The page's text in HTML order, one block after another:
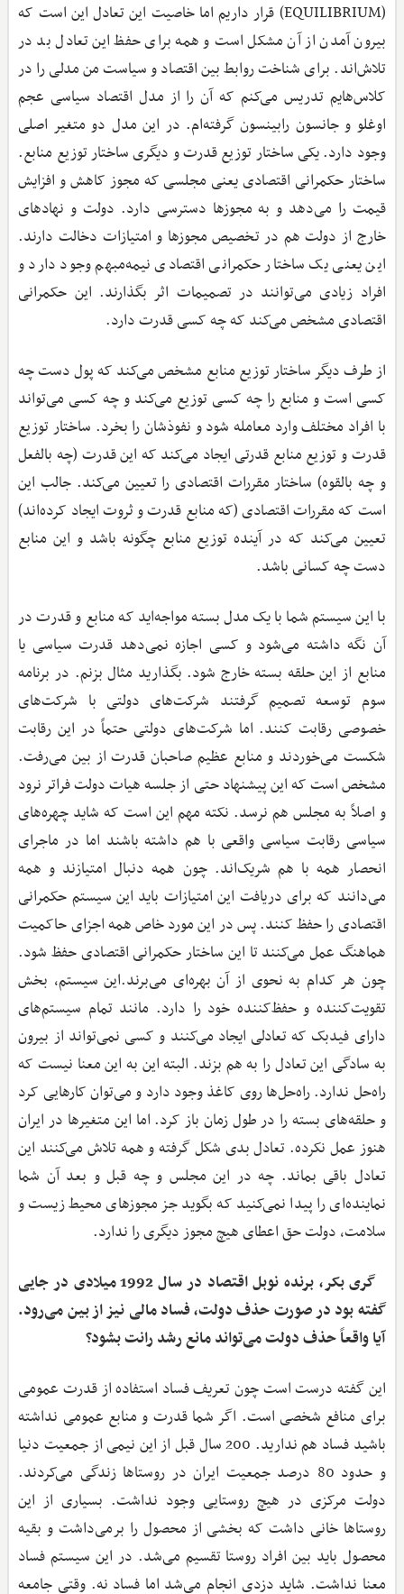
(EQUILIBRIUM) قرار داریم اما خاصیت این تعادل این است که
بیرون آمدن از آن مشکل است و همه برای حفظ این تعادل بد در
تلاش‌اند. برای شناخت روابط بین اقتصاد و سیاست من مدلی را در
کلاس‌هایم تدریس می‌کنم که آن را از مدل اقتصاد سیاسی عجم
اوغلو و جانسون رابینسون گرفته‌ام. در این مدل دو متغیر اصلی
وجود دارد. یکی ساختار توزیع قدرت و دیگری ساختار توزیع منابع.
ساختار حکمرانی اقتصادی یعنی مجلسی که مجوز کاهش و افزایش
قیمت را می‌دهد و به مجوزها دسترسی دارد. دولت و نهادهای
خارج از دولت هم در تخصیص مجوزها و امتیازات دخالت دارند.
این یعنی یک ساختار حکمرانی اقتصادی نیمه‌مبهم وجود دارد و
افراد زیادی می‌توانند در تصمیمات اثر بگذارند. این حکمرانی
اقتصادی مشخص می‌کند که چه کسی قدرت دارد.
از طرف دیگر ساختار توزیع منابع مشخص می‌کند که پول دست چه
کسی است و منابع را چه کسی توزیع می‌کند و چه کسی می‌تواند
با افراد مختلف وارد معامله شود و نفوذشان را بخرد. ساختار توزیع
قدرت و توزیع منابع قدرتی ایجاد می‌کند که این قدرت (چه بالفعل
و چه بالقوه) ساختار مقررات اقتصادی را تعیین می‌کند. جالب این
است که مقررات اقتصادی (که منابع قدرت و ثروت ایجاد کرده‌اند)
تعیین می‌کند که در آینده توزیع منابع چگونه باشد و این منابع
دست چه کسانی باشد.
با این سیستم شما با یک مدل بسته مواجه‌اید که منابع و قدرت در
آن نگه داشته می‌شود و کسی اجازه نمی‌دهد قدرت سیاسی یا
منابع از این حلقه بسته خارج شود. بگذارید مثال بزنم. در برنامه
سوم توسعه تصمیم گرفتند شرکت‌های دولتی با شرکت‌های
خصوصی رقابت کنند. اما شرکت‌های دولتی حتماً در این رقابت
شکست می‌خوردند و منابع عظیم صاحبان قدرت از بین می‌رفت.
مشخص است که این پیشنهاد حتی از جلسه هیات دولت فراتر نرود
و اصلاً به مجلس هم نرسد. نکته مهم این است که شاید چهره‌های
سیاسی رقابت سیاسی واقعی با هم داشته باشند اما در ماجرای
انحصار همه با هم شریک‌اند. چون همه دنبال امتیازند و همه
می‌دانند که برای دریافت این امتیازات باید این سیستم حکمرانی
اقتصادی را حفظ کنند. پس در این مورد خاص همه اجزای حاکمیت
هماهنگ عمل می‌کنند تا این ساختار حکمرانی اقتصادی حفظ شود.
چون هر کدام به نحوی از آن بهره‌ای می‌برند.این سیستم، بخش
تقویت‌کننده و حفظ‌کننده خود را دارد. مانند تمام سیستم‌های
دارای فیدبک که تعادلی ایجاد می‌کنند و کسی نمی‌تواند از بیرون
به سادگی این تعادل را به هم بزند. البته این به این معنا نیست که
راه‌حل ندارد. راه‌حل‌ها روی کاغذ وجود دارد و می‌توان کارهایی کرد
و حلقه‌های بسته را در طول زمان باز کرد. اما این متغیرها در ایران
هنوز عمل نکرده. تعادل بدی شکل گرفته و همه تلاش می‌کنند این
تعادل باقی بماند. چه در این مجلس و چه قبل و بعد آن شما
نماینده‌ای را پیدا نمی‌کنید که بگوید جز مجوزهای محیط زیست و
سلامت، دولت حق اعطای هیچ مجوز دیگری را ندارد.
گری بکر، برنده نوبل اقتصاد در سال 1992 میلادی در جایی
گفته بود در صورت حذف دولت، فساد مالی نیز از بین می‌رود.
آیا واقعاً حذف دولت می‌تواند مانع رشد رانت بشود؟
این گفته درست است چون تعریف فساد استفاده از قدرت عمومی
برای منافع شخصی است. اگر شما قدرت و منابع عمومی نداشته
باشید فساد هم ندارید. 200 سال قبل از این نیمی از جمعیت دنیا
و حدود 80 درصد جمعیت ایران در روستاها زندگی می‌کردند.
دولت مرکزی در هیچ روستایی وجود نداشت. بسیاری از این
روستاها خانی داشت که بخشی از محصول را برمی‌داشت و بقیه
محصول باید بین افراد روستا تقسیم می‌شد. در این سیستم فساد
معنا نداشت. شاید دزدی انجام می‌شد اما فساد نه. وقتی جامعه